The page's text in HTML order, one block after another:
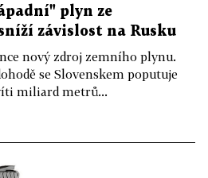
plyn ze
závislost na Rusku
nový zdroj zemního plynu.
se Slovenskem poputuje
miliard metrů...